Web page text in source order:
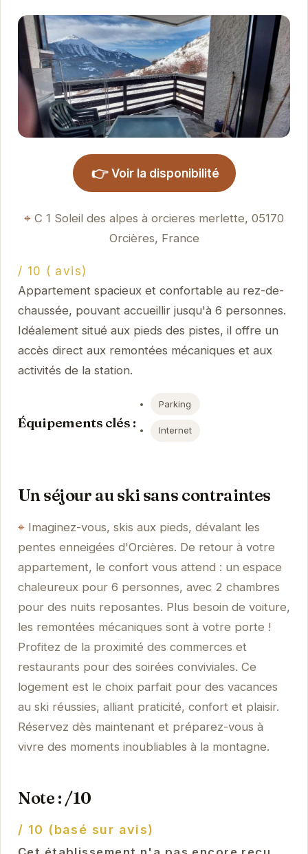
👉 Voir la disponibilité
C 1 Soleil des alpes à orcieres merlette, 05170
Orcières, France
/ 10 ( avis)
Appartement spacieux et confortable au rez-de-
chaussée, pouvant accueillir jusqu'à 6 personnes.
Idéalement situé aux pieds des pistes, il offre un
accès direct aux remontées mécaniques et aux
activités de la station.
Équipements clés :
Parking
Internet
Un séjour au ski sans contraintes
Imaginez-vous, skis aux pieds, dévalant les
pentes enneigées d'Orcières. De retour à votre
appartement, le confort vous attend : un espace
chaleureux pour 6 personnes, avec 2 chambres
pour des nuits reposantes. Plus besoin de voiture,
les remontées mécaniques sont à votre porte !
Profitez de la proximité des commerces et
restaurants pour des soirées conviviales. Ce
logement est le choix parfait pour des vacances
au ski réussies, alliant praticité, confort et plaisir.
Réservez dès maintenant et préparez-vous à
vivre des moments inoubliables à la montagne.
Note : /10
/ 10 (basé sur avis)